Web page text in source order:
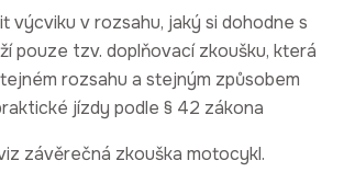
výcviku v rozsahu, jaký si dohodne s
pouze tzv. doplňovací zkoušku, která
rozsahu a stejným způsobem
jízdy podle § 42 zákona
závěrečná zkouška motocykl.